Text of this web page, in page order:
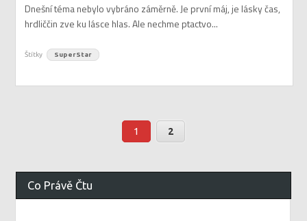
Dnešní téma nebylo vybráno záměrně. Je první máj, je lásky čas,
hrdliččin zve ku lásce hlas. Ale nechme ptactvo...
Štítky SuperStar
1 2
Co Právě Čtu